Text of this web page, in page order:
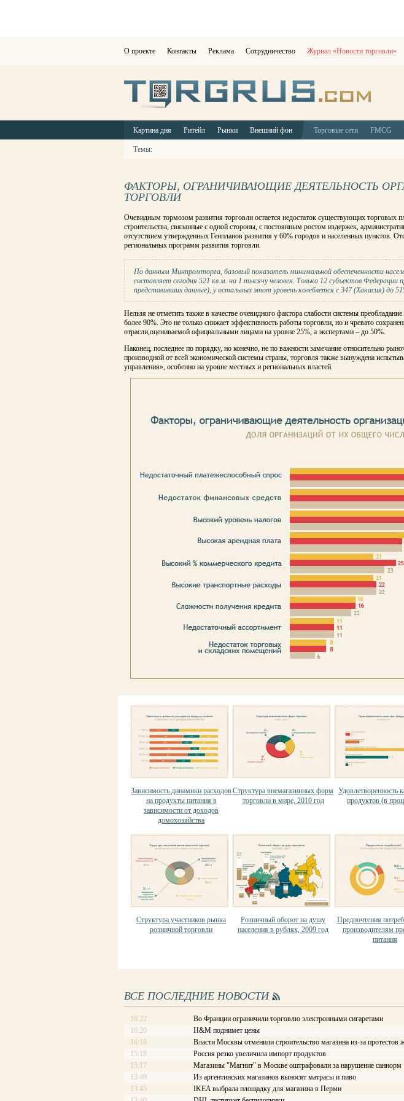
О проекте Контакты Реклама Сотрудничество Журнал «Новости торговли»
Картина дня Ритейл Рынки Внешний фон Торговые сети FMCG
Темы:
ФАКТОРЫ, ОГРАНИЧИВАЮЩИЕ ДЕЯТЕЛЬНОСТЬ
ТОРГОВЛИ
Очевидным тормозом развития торговли остается недостаток существующих торговых
строительства, связанные с одной стороны, с постоянным ростом издержек,
отсутствием утвержденных Генпланов развития у 60% городов и населенных пунктов.
региональных программ развития торговли.
По данным Минпромторга, базовый показатель минимальной обеспеченности
составляет сегодня 521 кв.м. на 1 тысячу человек. Только 12 субъектов Федерации
представивших данные), у остальных этот уровень колеблется с 347 (Хакасия) до
Нельзя не отметить также в качестве очевидного фактора слабости системы
более 90%. Это не только снижает эффективность работы торговли, но и чревато
отрасли,оцениваемой официальными лицами на уровне 25%, а экспертами – до 50%.
Наконец, последнее по порядку, но конечно, не по важности замечание относительно
производной от всей экономической системы страны, торговля также вынуждена
управления», особенно на уровне местных и региональных властей.
Зависимость динамики расходов
на продукты питания в
зависимости от доходов
домохозяйства
Структура внемагазинных форм
торговли в мире, 2010 год
Удовлетворенность
продуктов (в
Структура участников рынка
розничной торговли
Розничный оборот на душу
населения в рублях, 2009 год
Предпочтения
производителям
питания
ВСЕ ПОСЛЕДНИЕ НОВОСТИ
16:22
Во Франции ограничили торговлю электронными сигаретами
16:20
H&M поднимет цены
16:18
Власти Москвы отменили строительство магазина из-за протестов
15:18
Россия резко увеличила импорт продуктов
15:17
Магазины "Магнит" в Москве оштрафовали за нарушение саннорм
13:49
Из аргентинских магазинов выносят матрасы и пиво
13:45
IKEA выбрала площадку для магазина в Перми